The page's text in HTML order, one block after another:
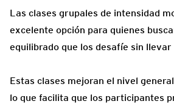
Las clases grupales de intensidad
excelente opción para quienes
equilibrado que los desafíe sin
Estas clases mejoran el nivel
lo que facilita que los participantes